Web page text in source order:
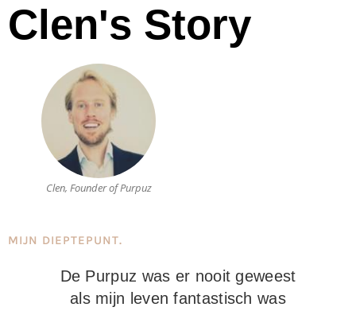
Clen's Story
Clen, Founder of Purpuz
MIJN DIEPTEPUNT.
De Purpuz was er nooit geweest
als mijn leven fantastisch was